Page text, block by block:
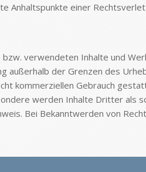
Anhaltspunkte einer
verwendeten Inhalte und
außerhalb der Grenzen des
kommerziellen Gebrauch
werden Inhalte Dritter als
Bei Bekanntwerden von